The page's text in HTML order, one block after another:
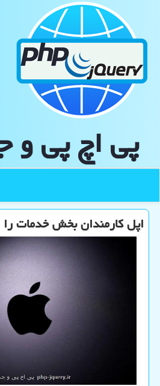
پی اچ پی و
اپل کارمندان بخش خدمات را